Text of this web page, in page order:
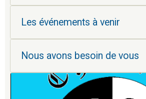
Les événements à venir
Nous avons besoin de vous